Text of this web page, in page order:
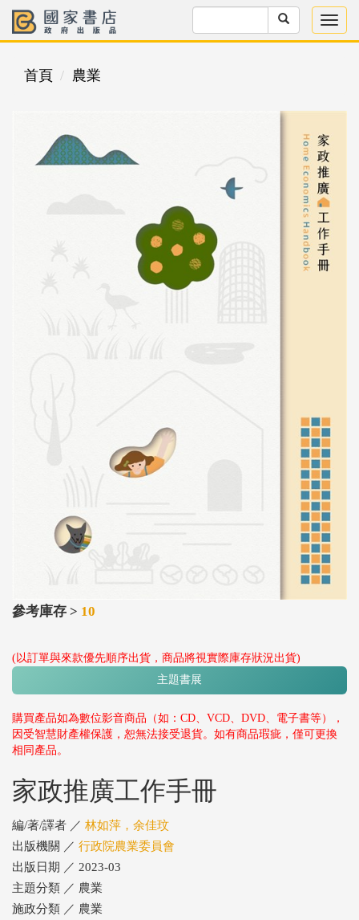
首頁 農業
參考庫存 > 10
(以訂單與來款優先順序出貨，商品將視實際庫存狀況出貨)
主題書展
購買產品如為數位影音商品（如：CD、VCD、DVD、電子書等），
因受智慧財產權保護，恕無法接受退貨。如有商品瑕疵，僅可更換
相同產品。
家政推廣工作手冊
編/著/譯者 ／ 林如萍，余佳玟
出版機關 ／ 行政院農業委員會
出版日期 ／ 2023-03
主題分類 ／ 農業
施政分類 ／ 農業